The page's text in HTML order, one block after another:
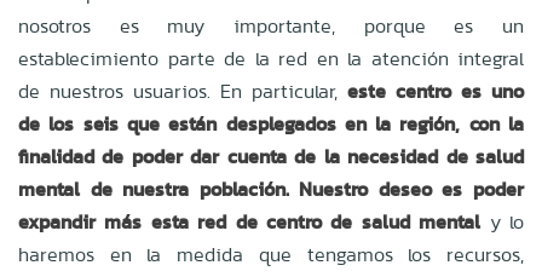
nosotros es muy importante, porque es un
establecimiento parte de la red en la atención integral
de nuestros usuarios. En particular, este centro es uno
de los seis que están desplegados en la región, con la
finalidad de poder dar cuenta de la necesidad de salud
mental de nuestra población. Nuestro deseo es poder
expandir más esta red de centro de salud mental y lo
haremos en la medida que tengamos los recursos,